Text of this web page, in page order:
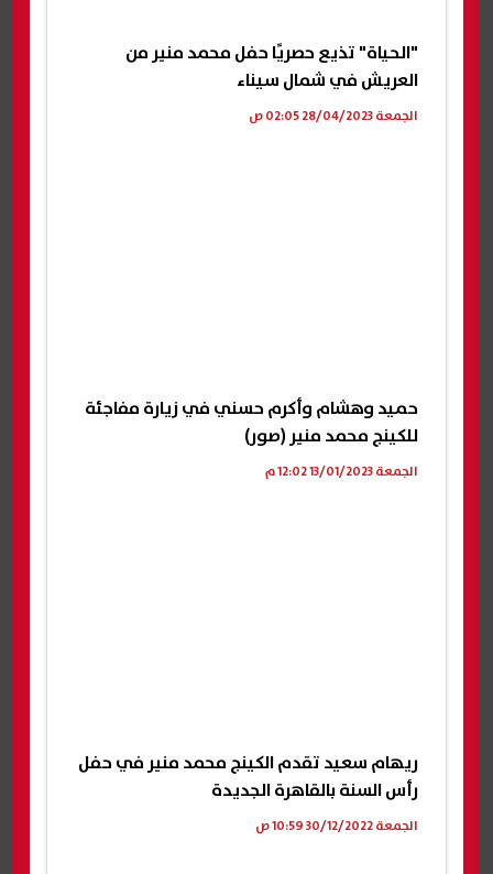
"الحياة" تذيع حصريًا حفل محمد منير من
العريش في شمال سيناء
الجمعة 28/04/2023 02:05 ص
حميد وهشام وأكرم حسني في زيارة مفاجئة
للكينج محمد منير (صور)
الجمعة 13/01/2023 12:02 م
ريهام سعيد تقدم الكينج محمد منير في حفل
رأس السنة بالقاهرة الجديدة
الجمعة 30/12/2022 10:59 ص